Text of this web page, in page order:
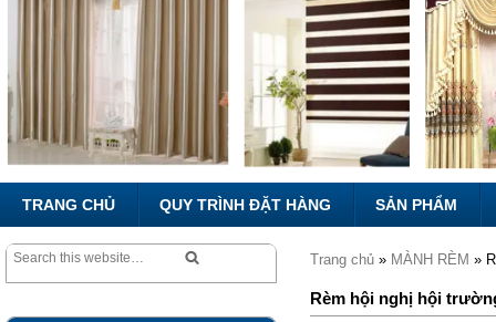
TRANG CHỦ QUY TRÌNH ĐẶT HÀNG SẢN PHẨM
Trang chủ » MÀNH RÈM »
Rèm hội nghị hội